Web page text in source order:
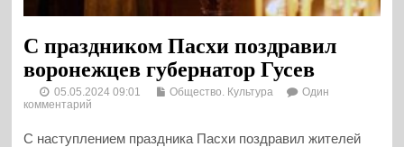
С праздником Пасхи поздравил
воронежцев губернатор Гусев
05.05.2024 09:01 Общество. Культура
Один
комментарий
С наступлением праздника Пасхи поздравил жителей